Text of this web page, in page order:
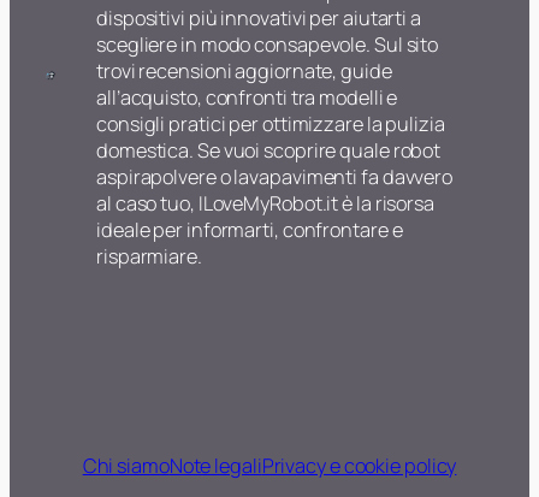
dispositivi più innovativi per aiutarti a
scegliere in modo consapevole. Sul sito
trovi recensioni aggiornate, guide
all’acquisto, confronti tra modelli e
consigli pratici per ottimizzare la pulizia
domestica. Se vuoi scoprire quale robot
aspirapolvere o lavapavimenti fa davvero
al caso tuo, ILoveMyRobot.it è la risorsa
ideale per informarti, confrontare e
risparmiare.
Chi siamoNote legaliPrivacy e cookie policy